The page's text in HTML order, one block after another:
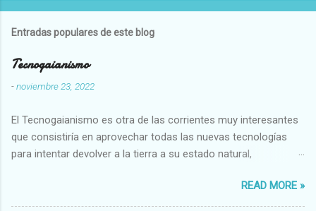
Entradas populares de este blog
Tecnogaianismo
-noviembre 23, 2022
El Tecnogaianismo es otra de las corrientes muy interesantes
que consistiría en aprovechar todas las nuevas tecnologías
para intentar devolver a la tierra a su estado natural,
READ MORE »